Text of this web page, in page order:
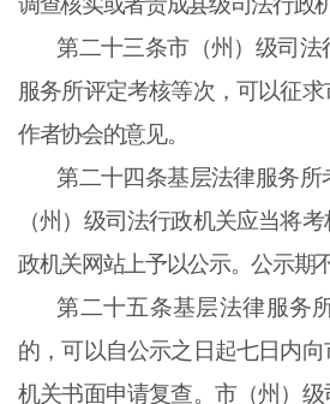
第二十三条市（州）级司法
服务所评定考核等次，可以征
作者协会的意见。
第二十四条基层法律服务所
（州）级司法行政机关应当将
政机关网站上予以公示。公示期
第二十五条基层法律服务
的，可以自公示之日起七日内
机关书面申请复查。市（州）